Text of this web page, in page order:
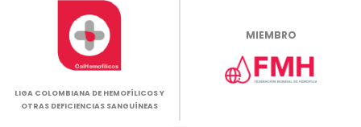
LIGA COLOMBIANA DE HEMOFÍLICOS Y
OTRAS DEFICIENCIAS SANGUÍNEAS
MIEMBRO